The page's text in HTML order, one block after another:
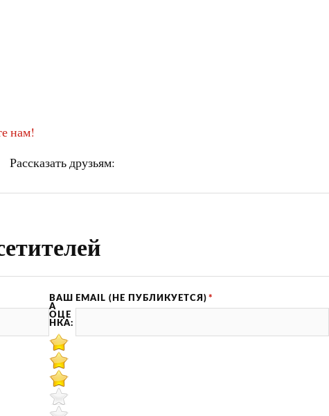
нам!
Рассказать друзьям:
EMAIL (НЕ ПУБЛИКУЕТСЯ) *
ВАШ
А
ОЦЕ
НКА: